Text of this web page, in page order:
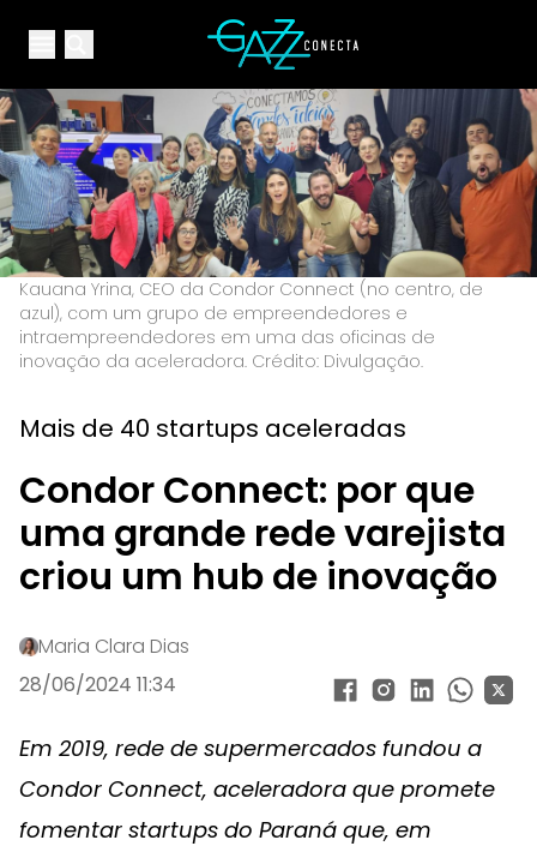
Open main menuYour Company
Kauana Yrina, CEO da Condor Connect (no centro, de
azul), com um grupo de empreendedores e
intraempreendedores em uma das oficinas de
inovação da aceleradora. Crédito: Divulgação.
Mais de 40 startups aceleradas
Condor Connect: por que
uma grande rede varejista
criou um hub de inovação
Maria Clara Dias
28/06/2024 11:34
Em 2019, rede de supermercados fundou a
Condor Connect, aceleradora que promete
fomentar startups do Paraná que, em